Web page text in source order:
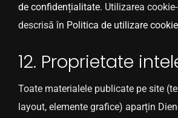
de confidențialitate. Utilizarea
descrisă în Politica de utilizare
12. Proprietate
Toate materialele publicate pe site
layout, elemente grafice) aparțin